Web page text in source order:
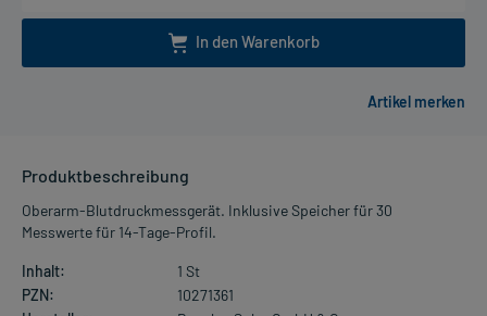
In den Warenkorb
Produktbeschreibung
Oberarm-Blutdruckmessgerät. Inklusive Speicher für 30
Messwerte für 14-Tage-Profil.
Inhalt:
1 St
PZN:
10271361